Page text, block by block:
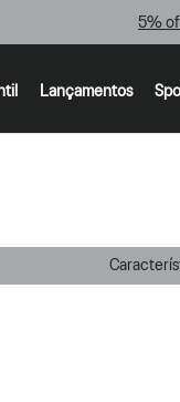
5%
Lançamentos